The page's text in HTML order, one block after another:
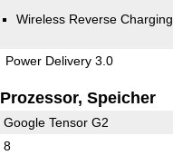
Wireless Reverse Charging
Power Delivery 3.0
Prozessor, Speicher
Google Tensor G2
8